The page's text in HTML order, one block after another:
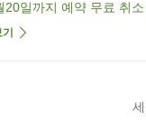
20일까지 예약 무료 취
기